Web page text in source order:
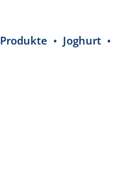
Produkte Joghurt